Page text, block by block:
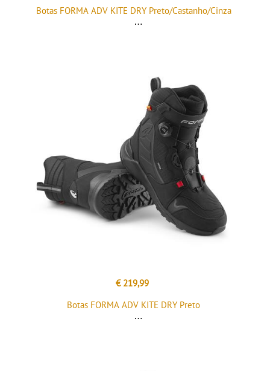
Botas FORMA ADV KITE DRY Preto/Castanho/Cinza
€ 219,99
Botas FORMA ADV KITE DRY Preto